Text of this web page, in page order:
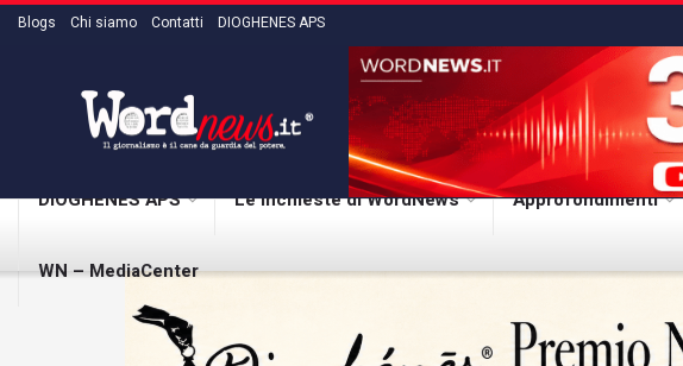
Blogs Chi siamo Contatti DIOGHENES APS
DIOGHENES APS Le inchieste di WordNews Approfondimenti
WN – MediaCenter